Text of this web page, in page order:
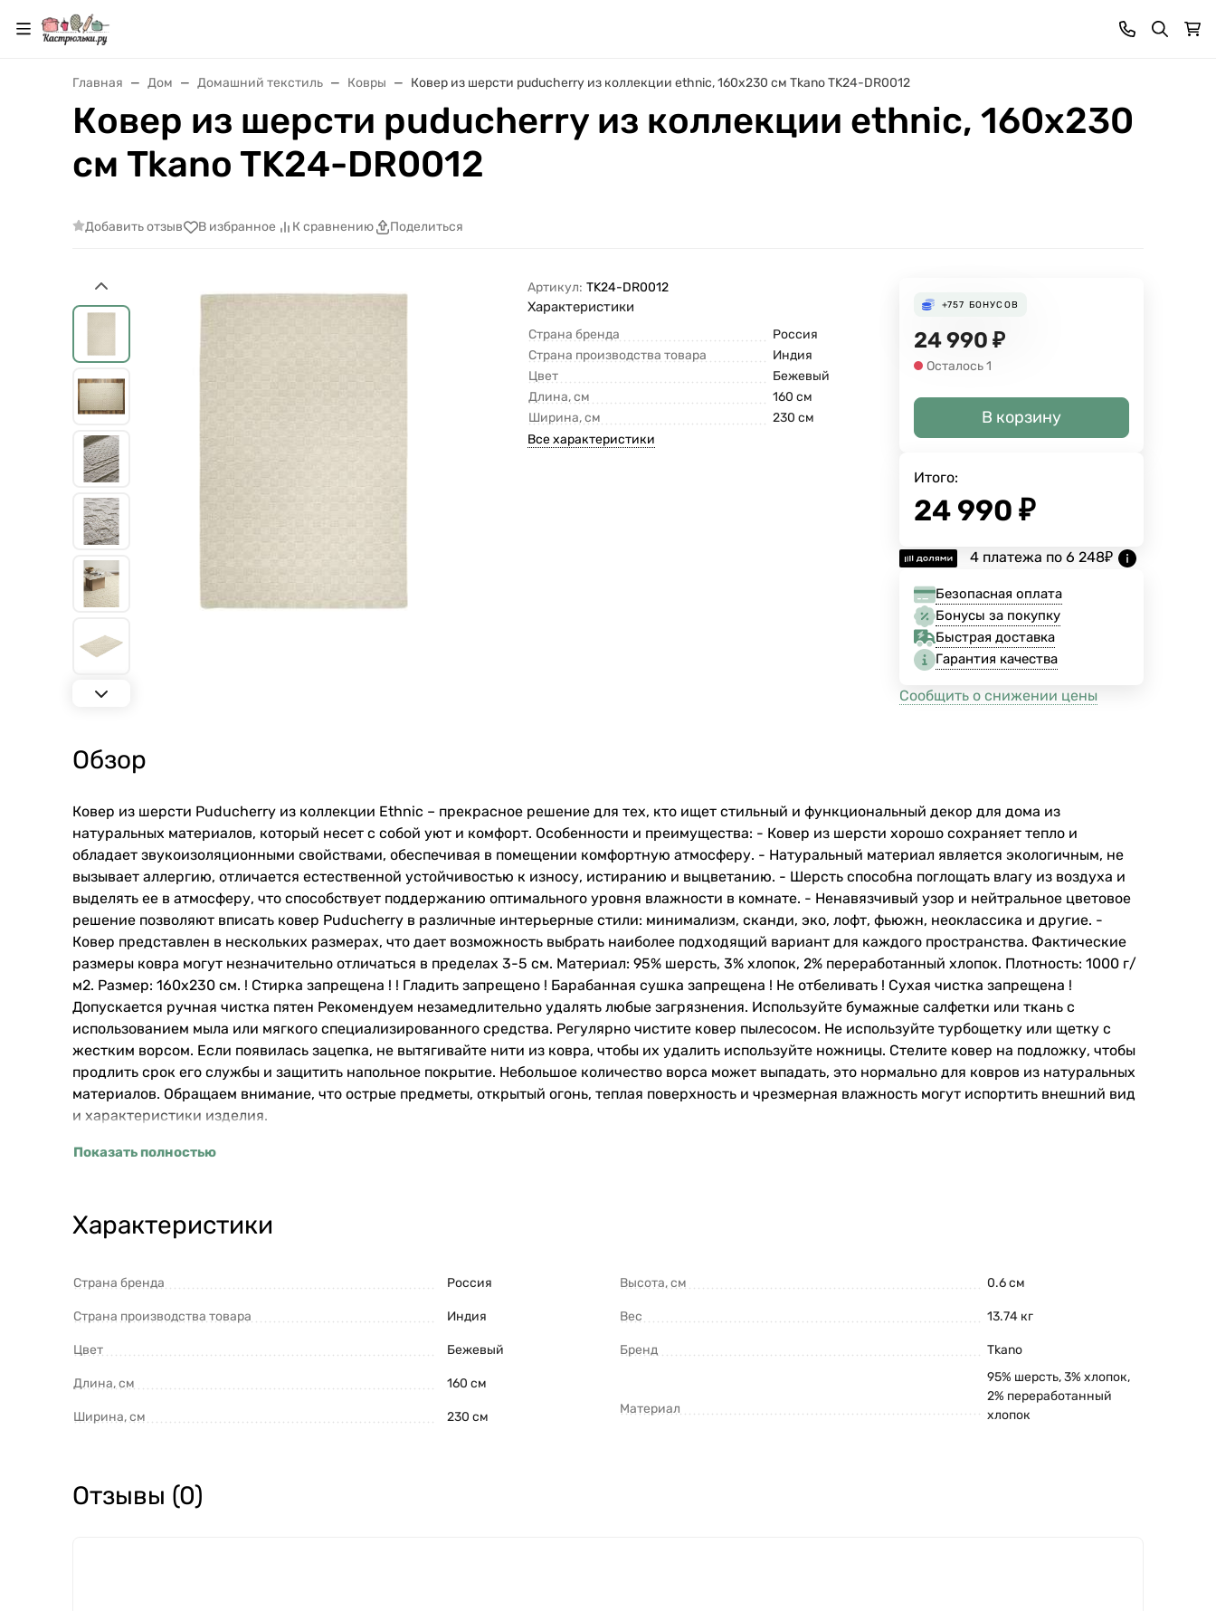
Главная Дом Домашний текстиль Ковры Ковер из шерсти puducherry из коллекции ethnic, 160х230 см Tkano TK24-DR0012
Ковер из шерсти puducherry из коллекции ethnic, 160х230
см Tkano TK24-DR0012
Добавить отзыв В избранное К сравнению Поделиться
Артикул: TK24-DR0012
Характеристики
Страна бренда
Россия
Страна производства товара
Индия
Цвет
Бежевый
Длина, см
160 см
Ширина, см
230 см
Все характеристики
+757 БОНУСОВ
24 990 ₽
Осталось 1
В корзину
Итого:
24 990 ₽
4 платежа по6 248₽
Безопасная оплата
Бонусы за покупку
Быстрая доставка
Гарантия качества
Сообщить о снижении цены
Обзор
Ковер из шерсти Puducherry из коллекции Ethnic – прекрасное решение для тех, кто ищет стильный и функциональный декор для дома из
натуральных материалов, который несет с собой уют и комфорт. Особенности и преимущества: - Ковер из шерсти хорошо сохраняет тепло и
обладает звукоизоляционными свойствами, обеспечивая в помещении комфортную атмосферу. - Натуральный материал является экологичным, не
вызывает аллергию, отличается естественной устойчивостью к износу, истиранию и выцветанию. - Шерсть способна поглощать влагу из воздуха и
выделять ее в атмосферу, что способствует поддержанию оптимального уровня влажности в комнате. - Ненавязчивый узор и нейтральное цветовое
решение позволяют вписать ковер Puducherry в различные интерьерные стили: минимализм, сканди, эко, лофт, фьюжн, неоклассика и другие. -
Ковер представлен в нескольких размерах, что дает возможность выбрать наиболее подходящий вариант для каждого пространства. Фактические
размеры ковра могут незначительно отличаться в пределах 3-5 см. Материал: 95% шерсть, 3% хлопок, 2% переработанный хлопок. Плотность: 1000 г/
м2. Размер: 160х230 см. ! Стирка запрещена ! ! Гладить запрещено ! Барабанная сушка запрещена ! Не отбеливать ! Сухая чистка запрещена !
Допускается ручная чистка пятен Рекомендуем незамедлительно удалять любые загрязнения. Используйте бумажные салфетки или ткань с
использованием мыла или мягкого специализированного средства. Регулярно чистите ковер пылесосом. Не используйте турбощетку или щетку с
жестким ворсом. Если появилась зацепка, не вытягивайте нити из ковра, чтобы их удалить используйте ножницы. Стелите ковер на подложку, чтобы
продлить срок его службы и защитить напольное покрытие. Небольшое количество ворса может выпадать, это нормально для ковров из натуральных
материалов. Обращаем внимание, что острые предметы, открытый огонь, теплая поверхность и чрезмерная влажность могут испортить внешний вид
и характеристики изделия.
Показать полностью
Характеристики
Страна бренда Россия
Страна производства товара Индия
Цвет Бежевый
Длина, см 160 см
Ширина, см 230 см
Высота, см 0.6 см
Вес 13.74 кг
Бренд Tkano
Материал
95% шерсть, 3% хлопок,
2% переработанный
хлопок
Отзывы (0)